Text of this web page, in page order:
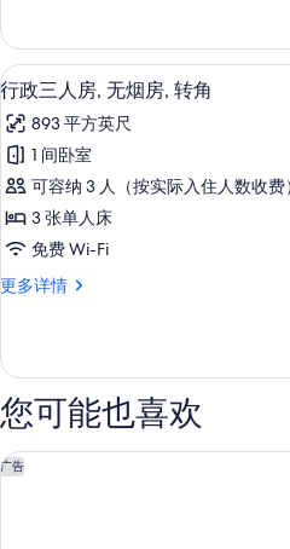
大
床,
无
烟
房
(Yuri)
的
所
有
1
张
特
大
床,
无
烟
房
(Yuri)
更
多
信
显
示
行
政
三
人
无
房,
转
角
的
11
行政三人房, 无烟房, 转角
893 平方英尺
1 间卧室
可容纳 3 人（按实际入住人数收费）
3 张单人床
免费 Wi-Fi
更多详情
行
房,
无
烟
房,
转
角
您可能也喜欢
广告
东京皇家王子大饭店花园塔 - 璞富